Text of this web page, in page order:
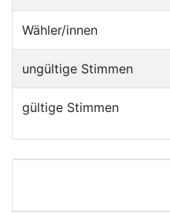
Wähler/innen
ungültige Stimmen
gültige Stimmen